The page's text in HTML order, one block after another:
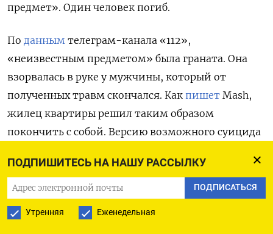
ПОДПИШИТЕСЬ НА НАШУ РАССЫЛКУ
ПОДПИСАТЬСЯ
Утренняя Еженедельная
предмет». Один человек погиб.
По данным телеграм-канала «112»,
«неизвестным предметом» была граната. Она
взорвалась в руке у мужчины, который от
полученных травм скончался. Как пишет Mash,
жилец квартиры решил таким образом
покончить с собой. Версию возможного суицида
Погибшим оказался 62-летний Игорь А.,
уточняетMash. Он бывший военный. Мужчина
страдал болезнью Паркинсона — на прошлой